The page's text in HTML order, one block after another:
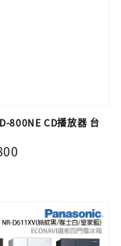
800NE CD播放器 台